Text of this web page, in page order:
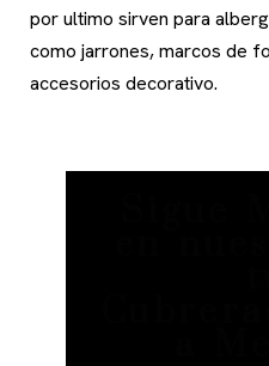
por ultimo sirven para
como jarrones, marcos de
accesorios decorativo.